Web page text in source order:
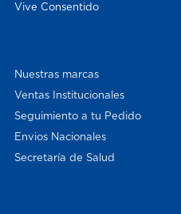
Vive Consentido
Nuestras marcas
Ventas Institucionales
Seguimiento a tu Pedido
Envios Nacionales
Secretaría de Salud